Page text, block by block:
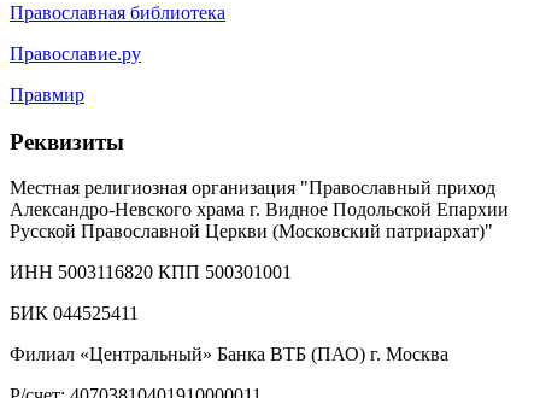
Православная библиотека
Православие.ру
Правмир
Реквизиты
Местная религиозная организация "Православный приход
Александро-Невского храма г. Видное Подольской Епархии
Русской Православной Церкви (Московский патриархат)"
ИНН 5003116820 КПП 500301001
БИК 044525411
Филиал «Центральный» Банка ВТБ (ПАО) г. Москва